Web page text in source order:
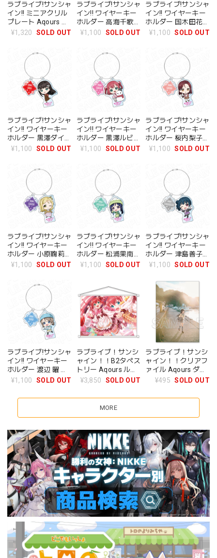
ラブライブ!サンシャ
イン!! ミニアクリル
プレート Aqours 善
子&花丸&ルビィ
¥1,320 SOLD OUT
ラブライブ!サンシャ
イン!! ワイヤーキー
ホルダー 高海千歌
冬遊び デフォルメ
¥1,100 SOLD OUT
ラブライブ!サンシャ
イン!! ワイヤーキー
ホルダー 国木田花丸
冬遊び デフォルメ
¥1,100 SOLD OUT
ラブライブ!サンシャ
イン!! ワイヤーキー
ホルダー 黒澤ダイヤ
冬遊び デフォルメ
¥1,100 SOLD OUT
ラブライブ!サンシャ
イン!! ワイヤーキー
ホルダー 黒澤ルビィ
冬遊び デフォルメ
¥1,100 SOLD OUT
ラブライブ!サンシャ
イン!! ワイヤーキー
ホルダー 桜内梨子
冬遊び デフォルメ
¥1,100 SOLD OUT
ラブライブ!サンシャ
イン!! ワイヤーキー
ホルダー 小原鞠莉
冬遊び デフォルメ
¥1,100 SOLD OUT
ラブライブ!サンシャ
イン!! ワイヤーキー
ホルダー 松浦果南
冬遊び デフォルメ
¥1,100 SOLD OUT
ラブライブ!サンシャ
イン!! ワイヤーキー
ホルダー 津島善子
冬遊び デフォルメ
¥1,100 SOLD OUT
ラブライブ!サンシャ
イン!! ワイヤーキー
ホルダー 渡辺 曜 冬
遊び デフォルメ ver
¥1,100 SOLD OUT
ラブライブ！サンシ
ャイン！！B2タペス
トリー Aqours ルビ
ィ[2]
¥3,850 SOLD OUT
ラブライブ！サンシ
ャイン！！クリアフ
ァイル Aqours ダイ
ヤ[4]¥495 SOLD OUT
MORE